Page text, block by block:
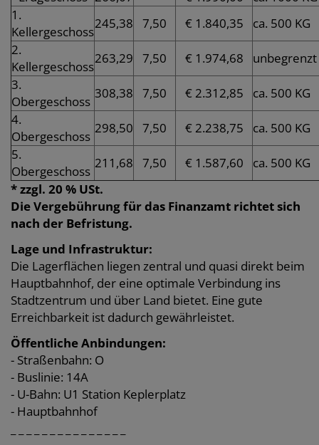
1.
Kellergeschoss
245,38 7,50 € 1.840,35
ca. 500 KG
2.
Kellergeschoss
263,29 7,50 € 1.974,68
unbegrenzt
3.
Obergeschoss
308,38 7,50 € 2.312,85
ca. 500 KG
4.
Obergeschoss
298,50 7,50 € 2.238,75
ca. 500 KG
5.
Obergeschoss
211,68 7,50 € 1.587,60
ca. 500 KG
* zzgl. 20 % USt.
Die Vergebührung für das Finanzamt richtet sich
nach der Befristung.
Lage und Infrastruktur:
Die Lagerflächen liegen zentral und quasi direkt beim
Hauptbahnhof, der eine optimale Verbindung ins
Stadtzentrum und über Land bietet. Eine gute
Erreichbarkeit ist dadurch gewährleistet.
Öffentliche Anbindungen:
- Straßenbahn: O
- Buslinie: 14A
- U-Bahn: U1 Station Keplerplatz
- Hauptbahnhof